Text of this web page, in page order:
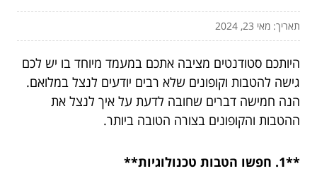
תאריך: מאי 23, 2024
היותכם סטודנטים מציבה אתכם במעמד מיוחד בו יש לכם
גישה להטבות וקופונים שלא רבים יודעים לנצל במלואם.
הנה חמישה דברים שחובה לדעת על איך לנצל את
ההטבות והקופונים בצורה הטובה ביותר.
**1. חפשו הטבות טכנולוגיות**